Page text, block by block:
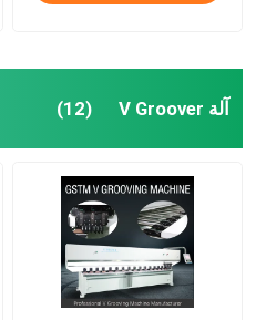
آلة V Groover (12)